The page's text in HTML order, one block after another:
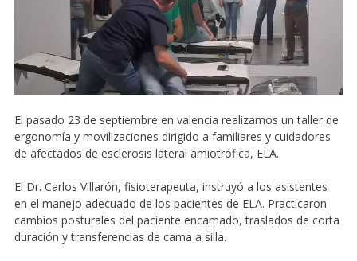
El pasado 23 de septiembre en valencia realizamos un taller de
ergonomía y movilizaciones dirigido a familiares y cuidadores
de afectados de esclerosis lateral amiotrófica, ELA.
El Dr. Carlos Villarón, fisioterapeuta, instruyó a los asistentes
en el manejo adecuado de los pacientes de ELA. Practicaron
cambios posturales del paciente encamado, traslados de corta
duración y transferencias de cama a silla.